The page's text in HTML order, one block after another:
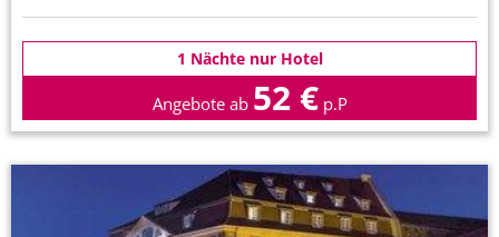
1 Nächte nur Hotel
Angebote ab 52 € p.P